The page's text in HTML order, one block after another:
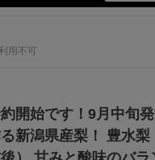
用不可
開始です！9月中旬
新潟県産梨！ 豊水